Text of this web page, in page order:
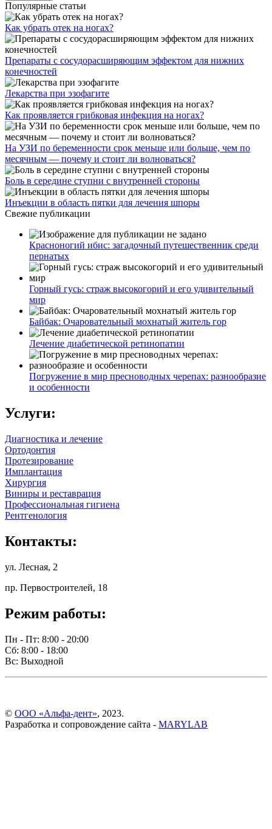
Популярные статьи
Как убрать отек на ногах?
Препараты с сосудорасширяющим эффектом для нижних
конечностей
Лекарства при эзофагите
Как проявляется грибковая инфекция на ногах?
На УЗИ по беременности срок меньше или больше, чем по
месячным — почему и стоит ли волноваться?
Боль в середине ступни с внутренней стороны
Инъекции в область пятки для лечения шпоры
Свежие публикации
Красноногий ибис: загадочный путешественник среди
пернатых
Горный гусь: страж высокогорий и его удивительный
мир
Байбак: Очаровательный мохнатый житель гор
Лечение диабетической ретинопатии
Погружение в мир пресноводных черепах: разнообразие
и особенности
Услуги:
Диагностика и лечение
Ортодонтия
Протезирование
Имплантация
Хирургия
Виниры и реставрация
Профессиональная гигиена
Рентгенология
Контакты:
ул. Лесная, 2
пр. Первостроителей, 18
Режим работы:
Пн - Пт: 8:00 - 20:00
Сб: 8:00 - 18:00
Вс: Выходной
© ООО «Альфа-дент», 2023.
Разработка и сопровождение сайта - MARYLAB